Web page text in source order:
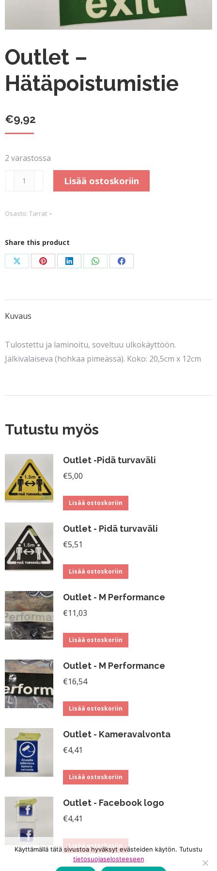
Outlet –
Hätäpoistumistie
€9,92
2 varastossa
Outlet
määrä
Lisää ostoskoriin
Osasto: Tarrat
Share this product
Share
X
Share
Pinterest
Share
LinkedIn
Share
WhatsApp
Share
Facebook
Kuvaus
Tulostettu ja laminoitu, soveltuu ulkokäyttöön.
Jälkivalaiseva (hohkaa pimeässä). Koko: 20,5cm x 12cm
Tutustu myös
Outlet -Pidä turvaväli
€5,00
Lisää ostoskoriin
Outlet - Pidä turvaväli
€5,51
Lisää ostoskoriin
Outlet - M Performance
€11,03
Lisää ostoskoriin
Outlet - M Performance
€16,54
Lisää ostoskoriin
Outlet - Kameravalvonta
€4,41
Lisää ostoskoriin
Outlet - Facebook logo
€4,41
Lisää ostoskoriin
Käyttämällä tätä sivustoa hyväksyt evästeiden käytön. Tutustu
tietosuojaselosteeseen